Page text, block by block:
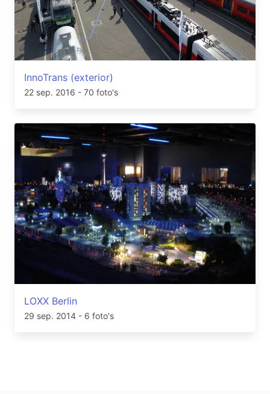
InnoTrans (exterior)
22 sep. 2016 - 70 foto's
LOXX Berlin
29 sep. 2014 - 6 foto's